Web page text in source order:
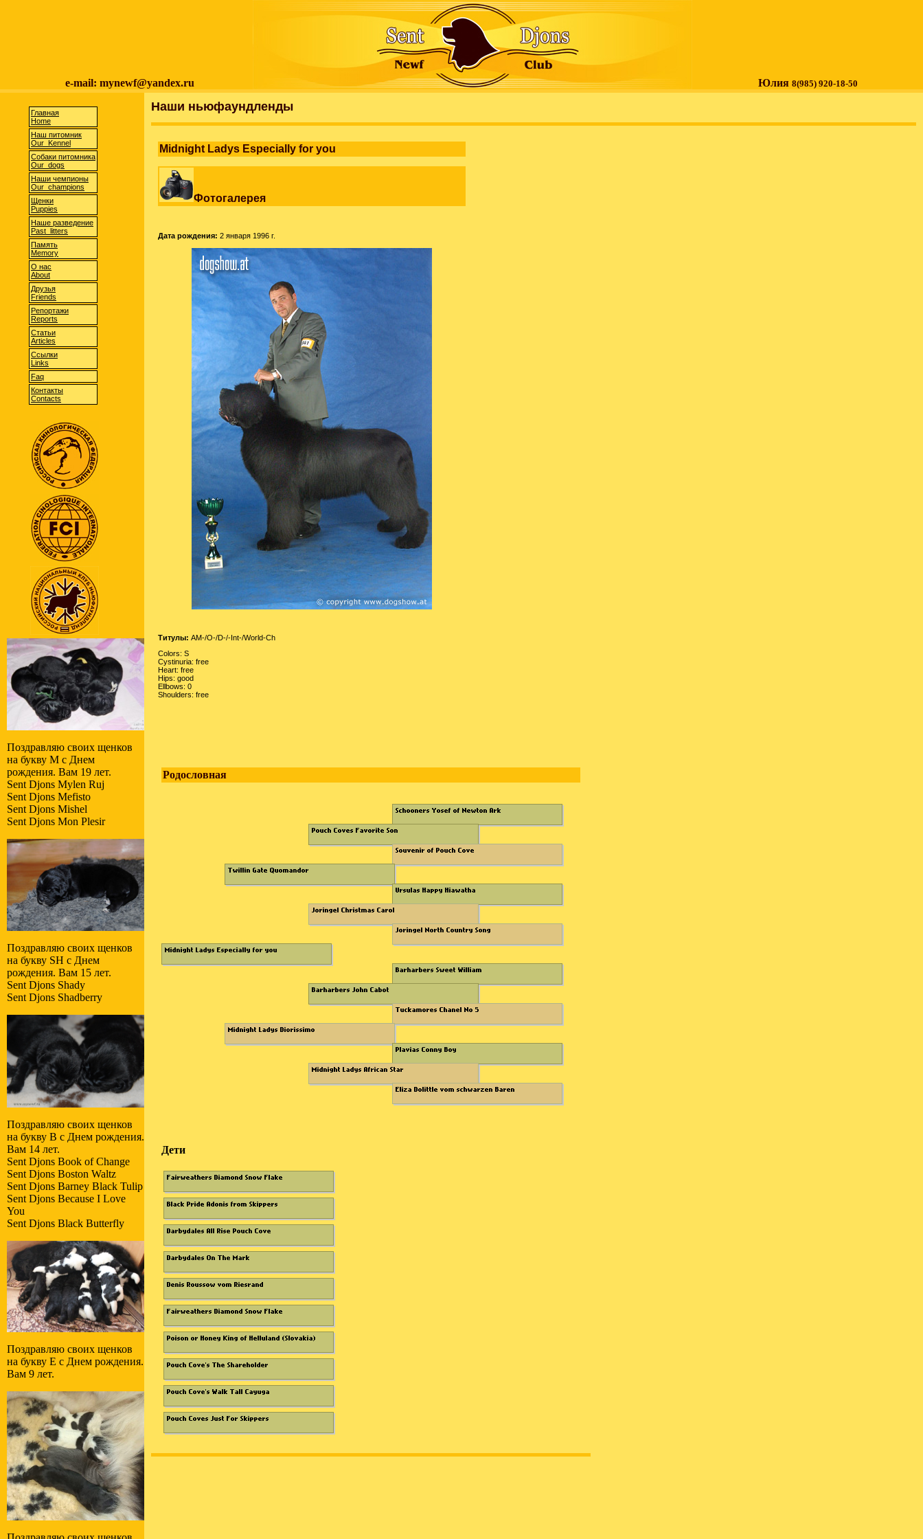
e-mail: mynewf@yandex.ru Юлия 8(985) 920-18-50
Главная
Home
Наш питомник
Our Kennel
Собаки питомника
Our dogs
Наши чемпионы
Our champions
Щенки
Puppies
Наше разведение
Past litters
Память
Memory
О нас
About
Друзья
Friends
Репортажи
Reports
Статьи
Articles
Cсылки
Links
Faq
Контакты
Contacts
Поздравляю своих щенков
на букву M с Днем
рождения. Вам 19 лет.
Sent Djons Mylen Ruj
Sent Djons Mefisto
Sent Djons Mishel
Sent Djons Mon Plesir
Поздравляю своих щенков
на букву SH с Днем
рождения. Вам 15 лет.
Sent Djons Shady
Sent Djons Shadberry
Поздравляю своих щенков
на букву B с Днем рождения.
Вам 14 лет.
Sent Djons Book of Change
Sent Djons Boston Waltz
Sent Djons Barney Black Tulip
Sent Djons Because I Love
You
Sent Djons Black Butterfly
Поздравляю своих щенков
на букву E с Днем рождения.
Вам 9 лет.
Наши ньюфаундленды
Midnight Ladys Especially for you
Фотогалерея
Дата рождения: 2 января 1996 г.
Титулы: AM-/O-/D-/-Int-/World-Ch
Colors: S
Cystinuria: free
Heart: free
Hips: good
Ellbows: 0
Shoulders: free
Родословная
Дети